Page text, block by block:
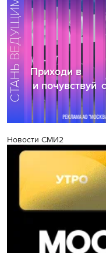
Новости СМИ2